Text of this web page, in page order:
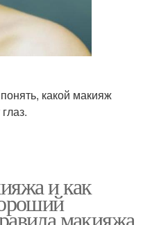
какой макияж
и как
макияжа